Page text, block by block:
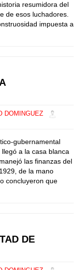
resumidora del
de esos luchadores.
impuesta a
DOMINGUEZ
gubernamental
a la casa blanca
las finanzas del
de la mano
concluyeron que
DE